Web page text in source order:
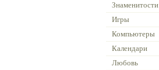
Знаменитости
Игры
Компьютеры
Календари
Любовь